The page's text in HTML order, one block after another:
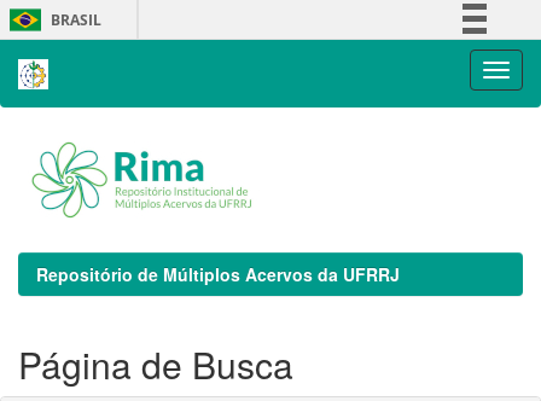
Skip
navigation
BRASIL
Repositório de Múltiplos Acervos da UFRRJ
Página de Busca